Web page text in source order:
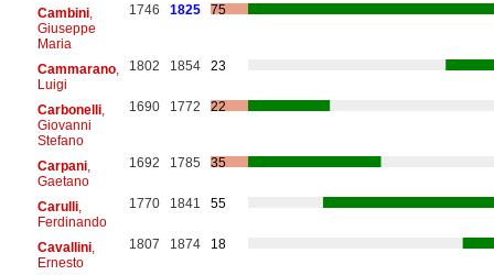
Cambini,
Giuseppe
Maria
1746 1825 75
Cammarano,
Luigi
1802 1854 23
Carbonelli,
Giovanni
Stefano
1690 1772 22
Carpani,
Gaetano
1692 1785 35
Carulli,
Ferdinando
1770 1841 55
Cavallini,
Ernesto
1807 1874 18